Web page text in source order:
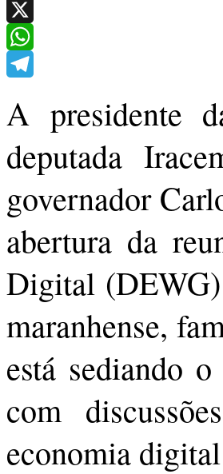
Facebook
X
WhatsApp
A presidente
deputada
governador
abertura da
Digital
maranhense,
está sediando
com
economia